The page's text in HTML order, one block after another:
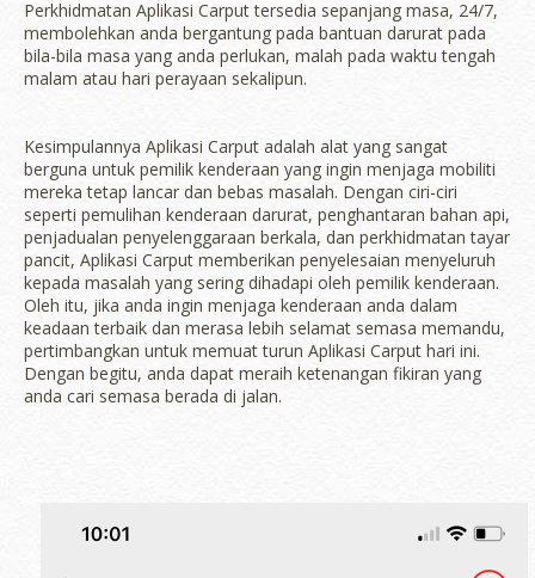
Perkhidmatan Aplikasi Carput tersedia sepanjang masa, 24/7,
membolehkan anda bergantung pada bantuan darurat pada
bila-bila masa yang anda perlukan, malah pada waktu tengah
malam atau hari perayaan sekalipun.
Kesimpulannya Aplikasi Carput adalah alat yang sangat
berguna untuk pemilik kenderaan yang ingin menjaga mobiliti
mereka tetap lancar dan bebas masalah. Dengan ciri-ciri
seperti pemulihan kenderaan darurat, penghantaran bahan api,
penjadualan penyelenggaraan berkala, dan perkhidmatan tayar
pancit, Aplikasi Carput memberikan penyelesaian menyeluruh
kepada masalah yang sering dihadapi oleh pemilik kenderaan.
Oleh itu, jika anda ingin menjaga kenderaan anda dalam
keadaan terbaik dan merasa lebih selamat semasa memandu,
pertimbangkan untuk memuat turun Aplikasi Carput hari ini.
Dengan begitu, anda dapat meraih ketenangan fikiran yang
anda cari semasa berada di jalan.